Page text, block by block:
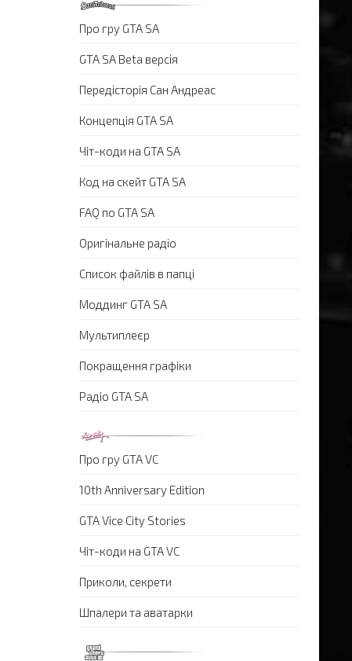
Про гру GTA SA
GTA SA Beta версія
Передісторія Сан Андреас
Концепція GTA SA
Чіт-коди на GTA SA
Код на скейт GTA SA
FAQ по GTA SA
Оригінальне радіо
Список файлів в папці
Моддинг GTA SA
Мультиплеєр
Покращення графіки
Радіо GTA SA
Про гру GTA VC
10th Anniversary Edition
GTA Vice City Stories
Чіт-коди на GTA VC
Приколи, секрети
Шпалери та аватарки